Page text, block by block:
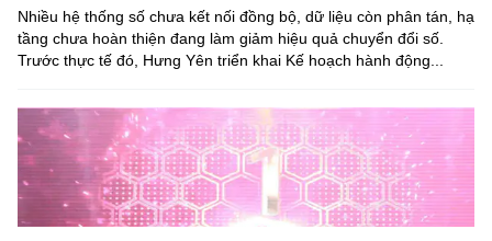
Nhiều hệ thống số chưa kết nối đồng bộ, dữ liệu còn phân tán, hạ
tầng chưa hoàn thiện đang làm giảm hiệu quả chuyển đổi số.
Trước thực tế đó, Hưng Yên triển khai Kế hoạch hành động...